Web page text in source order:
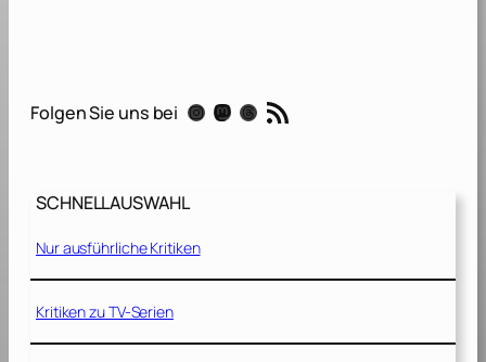
c
s
t
“
[
H
e
1
9
7
]
r
h
r
V
o
Folgen Sie uns bei Instagram Mastodon Threads RSS-Feed
SCHNELLAUSWAHL
Nur ausführliche Kritiken
Kritiken zu TV-Serien